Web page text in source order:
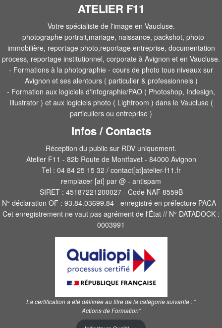
ATELIER F11
Votre spécialiste de l'image en Vaucluse.
- photographe portrait,mariage, naissance, packshot, photo
immobilière, reportage photo,reportage entreprise, documentation
process, reportage institutionnel, corporate à Avignon et en Vaucluse.
- Formations à la photographie - cours de photo tous niveaux sur
Avignon et ses alentours ( particulier & professionnels )
- Formation aux logiciels d'infographie/PAO ( Photoshop, Indesign,
Illustrator ) et aux logiciels photo ( Lightroom ) dans le Vaucluse (
particuliers ou entreprise )
Infos / Contacts
Réception du public sur RDV uniquement.
Atelier F11 - 82b Route de Montfavet - 84000 Avignon
Tel : 04 84 25 15 32 / contact[at]atelier-f11.fr
remplacer [at] par @ - antispam
SIRET : 45187221200027 - Code NAF 8559B
N° déclaration OF : 93.84.03699.84 - enregistré en préfecture PACA -
Cet enregistrement ne vaut pas agrément de l'État // N° DATADOCK :
0003991
La certification a été délivrée au titre de la catégorie suivante : "
Actions de Formation"